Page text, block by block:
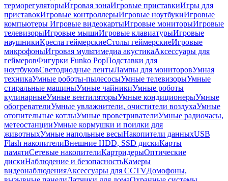
терморегуляторыИгровая зонаИгровые приставкиИгры для
приставокИгровые контроллерыИгровые ноутбукиИгровые
компьютеры Игровые видеокартыИгровые мониторыИгровые
телевизорыИгровые мышиИгровые клавиатурыИгровые
наушникиКресла геймерскиеСтолы геймерскиеИгровые
микрофоныИгровая мультимедиа акустикаАксессуары для
геймеровФигурки Funko PopПодставки для
ноутбуковСветодиодные лентыЛампы для мониторовУмная
техникаУмные роботы-пылесосыУмные телевизорыУмные
стиральные машиныУмные чайникиУмные роботы
кулинарныеУмные вентиляторыУмные кондиционерыУмные
обогревателиУмные увлажнители, очистители воздухаУмные
отопительные котлыУмные проветривателиУмные радиочасы,
метеостанцииУмные кормушки и поилки для
животныхУмные напольные весыНакопители данныхUSB
Flash накопителиВнешние HDD, SSD дискиКарты
памятиСетевые накопителиКартридерыОптические
дискиНаблюдение и безопасностьКамеры
видеонаблюденияАксессуары для CCTVДомофоны,